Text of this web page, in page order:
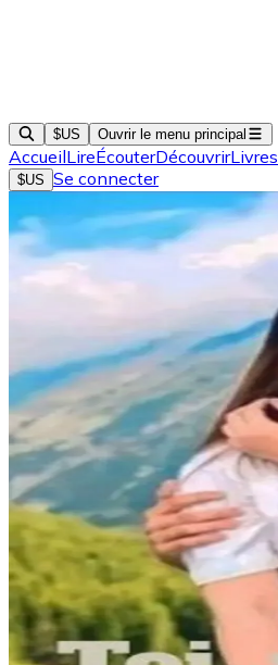
$US Ouvrir le menu principal
AccueilLireÉcouterDécouvrirLivres
$US Se connecter